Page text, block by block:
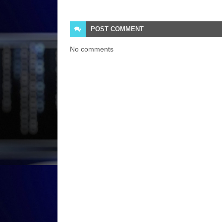
POST COMMENT
No comments